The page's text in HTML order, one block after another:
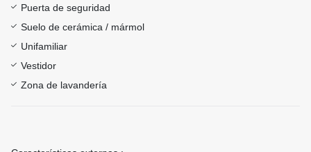
Puerta de seguridad
Suelo de cerámica / mármol
Unifamiliar
Vestidor
Zona de lavandería